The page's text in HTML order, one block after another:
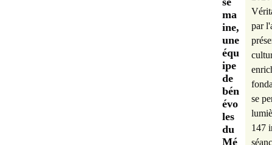
ma
ine,
une
équ
ipe
de
bén
évo
les
du
Mé
par
se
147